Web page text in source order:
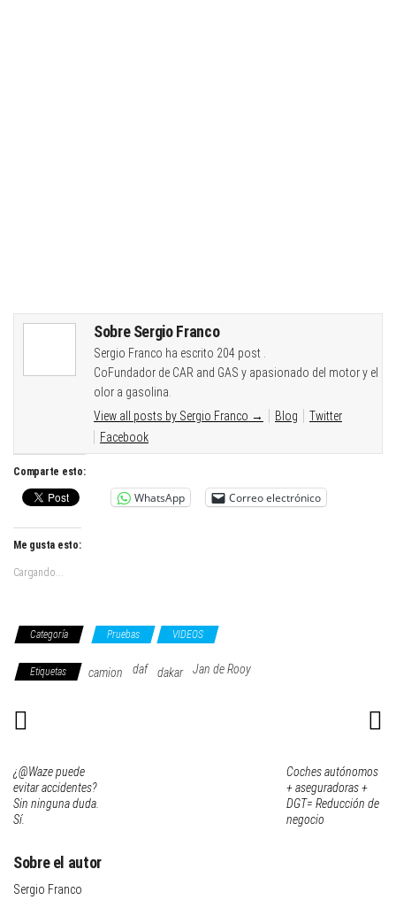
Sobre Sergio Franco
Sergio Franco ha escrito 204 post .
CoFundador de CAR and GAS y apasionado del motor y el
olor a gasolina.
View all posts by Sergio Franco → Blog
Twitter
Facebook
Comparte esto:
WhatsApp Correo electrónico
Me gusta esto:
Cargando...
Categoría Pruebas VIDEOS
Etiquetas camion daf dakar Jan de Rooy
¿@Waze puede
evitar accidentes?
Sin ninguna duda.
Sí.
Coches autónomos
+ aseguradoras +
DGT= Reducción de
negocio
Sobre el autor
Sergio Franco